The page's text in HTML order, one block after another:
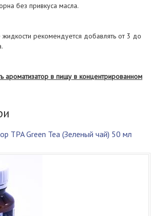
без привкуса масла.
рекомендуется добавлять от 3 до
ароматизатор в пищу в концентрированном
TPA Green Tea (Зеленый чай) 50 мл